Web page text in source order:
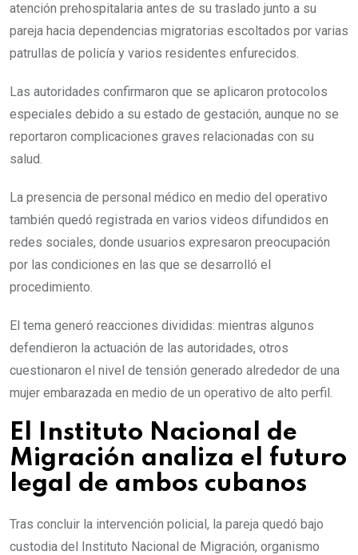
atención prehospitalaria antes de su traslado junto a su
pareja hacia dependencias migratorias escoltados por varias
patrullas de policía y varios residentes enfurecidos.
Las autoridades confirmaron que se aplicaron protocolos
especiales debido a su estado de gestación, aunque no se
reportaron complicaciones graves relacionadas con su
salud.
La presencia de personal médico en medio del operativo
también quedó registrada en varios videos difundidos en
redes sociales, donde usuarios expresaron preocupación
por las condiciones en las que se desarrolló el
procedimiento.
El tema generó reacciones divididas: mientras algunos
defendieron la actuación de las autoridades, otros
cuestionaron el nivel de tensión generado alrededor de una
mujer embarazada en medio de un operativo de alto perfil.
El Instituto Nacional de
Migración analiza el futuro
legal de ambos cubanos
Tras concluir la intervención policial, la pareja quedó bajo
custodia del Instituto Nacional de Migración, organismo